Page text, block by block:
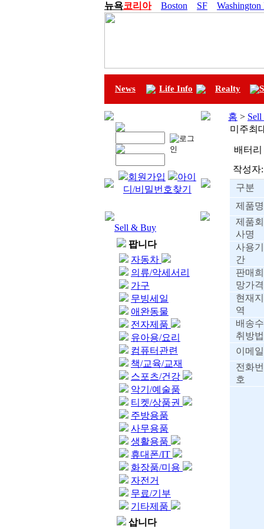
뉴욕코리아 Boston SF
News Life Info Realty
회원가입
아이
디/비밀번호찾기
Sell & Buy
팝니다
자동차
의류/악세서리
가구
무빙세일
애완동물
전자제품
유아용/요리
컴퓨터관련
책/교육/교재
스포츠/건강
악기/예술품
티켓/상품권
주방용품
사무용품
생활용품
휴대폰/IT
화장품/미용
자전거
무료/기부
기타제품
삽니다
홈 >
미주최
배터
작성자:
구분
제품명
제품회
사명
사용기
간
판매희
망가격
현재지
역
배송수
취방법
이메일
전화번
호